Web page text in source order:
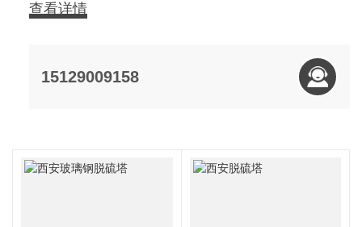
和脱硫(脱氮)的效果。现在随着玻璃钢技术的发展，脱硫塔逐渐
查看详情
15129009158